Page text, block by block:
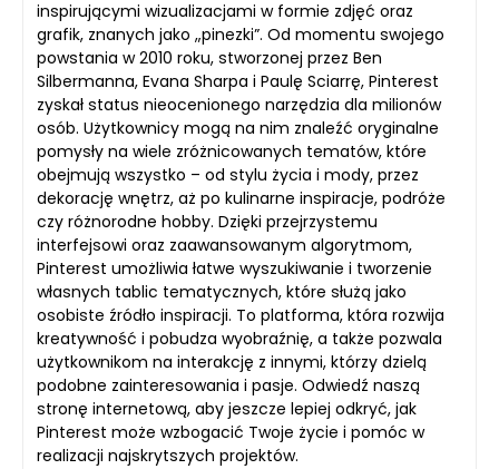
inspirującymi wizualizacjami w formie zdjęć oraz
grafik, znanych jako „pinezki”. Od momentu swojego
powstania w 2010 roku, stworzonej przez Ben
Silbermanna, Evana Sharpa i Paulę Sciarrę, Pinterest
zyskał status nieocenionego narzędzia dla milionów
osób. Użytkownicy mogą na nim znaleźć oryginalne
pomysły na wiele zróżnicowanych tematów, które
obejmują wszystko – od stylu życia i mody, przez
dekorację wnętrz, aż po kulinarne inspiracje, podróże
czy różnorodne hobby. Dzięki przejrzystemu
interfejsowi oraz zaawansowanym algorytmom,
Pinterest umożliwia łatwe wyszukiwanie i tworzenie
własnych tablic tematycznych, które służą jako
osobiste źródło inspiracji. To platforma, która rozwija
kreatywność i pobudza wyobraźnię, a także pozwala
użytkownikom na interakcję z innymi, którzy dzielą
podobne zainteresowania i pasje. Odwiedź naszą
stronę internetową, aby jeszcze lepiej odkryć, jak
Pinterest może wzbogacić Twoje życie i pomóc w
realizacji najskrytszych projektów.